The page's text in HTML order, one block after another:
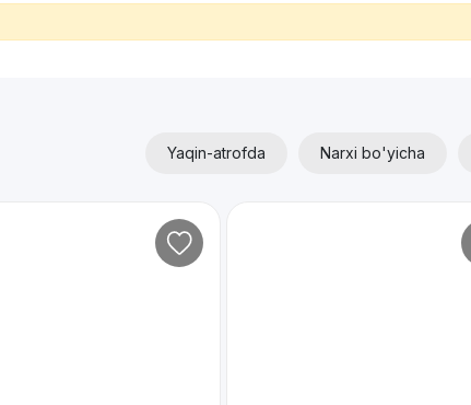
Yaqin-atrofda Narxi bo'yicha